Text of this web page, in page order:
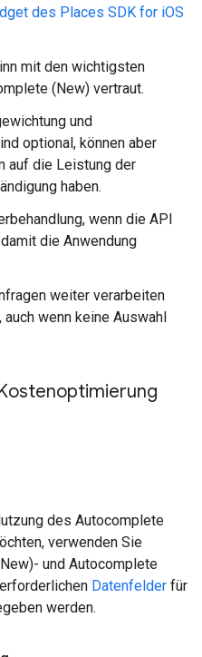
des Places SDK for iOS
mit den wichtigsten
(New) vertraut.
und
optional, können aber
auf die Leistung der
haben.
wenn die API
die Anwendung
weiter verarbeiten
wenn keine Auswahl
des Autocomplete
verwenden Sie
und Autocomplete
Datenfelder für
werden.